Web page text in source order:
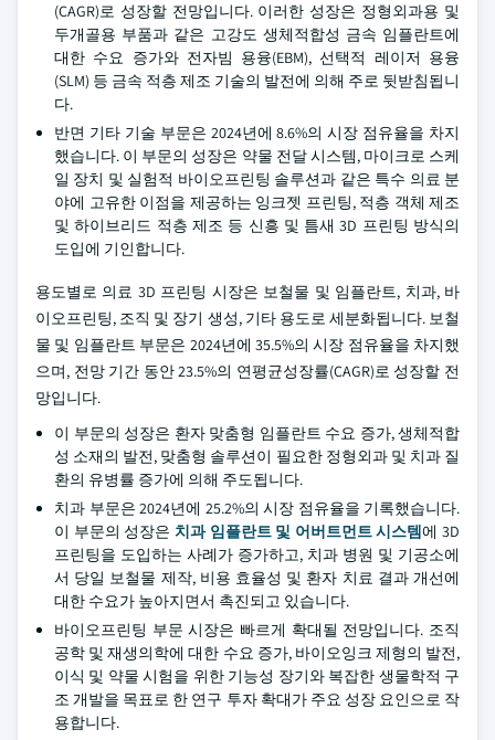
(CAGR)로 성장할 전망입니다. 이러한 성장은 정형외과용 및
두개골용 부품과 같은 고강도 생체적합성 금속 임플란트에
대한 수요 증가와 전자빔 용융(EBM), 선택적 레이저 용융
(SLM) 등 금속 적층 제조 기술의 발전에 의해 주로 뒷받침됩니
다.
반면 기타 기술 부문은 2024년에 8.6%의 시장 점유율을 차지
했습니다. 이 부문의 성장은 약물 전달 시스템, 마이크로 스케
일 장치 및 실험적 바이오프린팅 솔루션과 같은 특수 의료 분
야에 고유한 이점을 제공하는 잉크젯 프린팅, 적층 객체 제조
및 하이브리드 적층 제조 등 신흥 및 틈새 3D 프린팅 방식의
도입에 기인합니다.
용도별로 의료 3D 프린팅 시장은 보철물 및 임플란트, 치과, 바
이오프린팅, 조직 및 장기 생성, 기타 용도로 세분화됩니다. 보철
물 및 임플란트 부문은 2024년에 35.5%의 시장 점유율을 차지했
으며, 전망 기간 동안 23.5%의 연평균성장률(CAGR)로 성장할 전
망입니다.
이 부문의 성장은 환자 맞춤형 임플란트 수요 증가, 생체적합
성 소재의 발전, 맞춤형 솔루션이 필요한 정형외과 및 치과 질
환의 유병률 증가에 의해 주도됩니다.
치과 부문은 2024년에 25.2%의 시장 점유율을 기록했습니다.
이 부문의 성장은 치과 임플란트 및 어버트먼트 시스템에 3D
프린팅을 도입하는 사례가 증가하고, 치과 병원 및 기공소에
서 당일 보철물 제작, 비용 효율성 및 환자 치료 결과 개선에
대한 수요가 높아지면서 촉진되고 있습니다.
바이오프린팅 부문 시장은 빠르게 확대될 전망입니다. 조직
공학 및 재생의학에 대한 수요 증가, 바이오잉크 제형의 발전,
이식 및 약물 시험을 위한 기능성 장기와 복잡한 생물학적 구
조 개발을 목표로 한 연구 투자 확대가 주요 성장 요인으로 작
용합니다.